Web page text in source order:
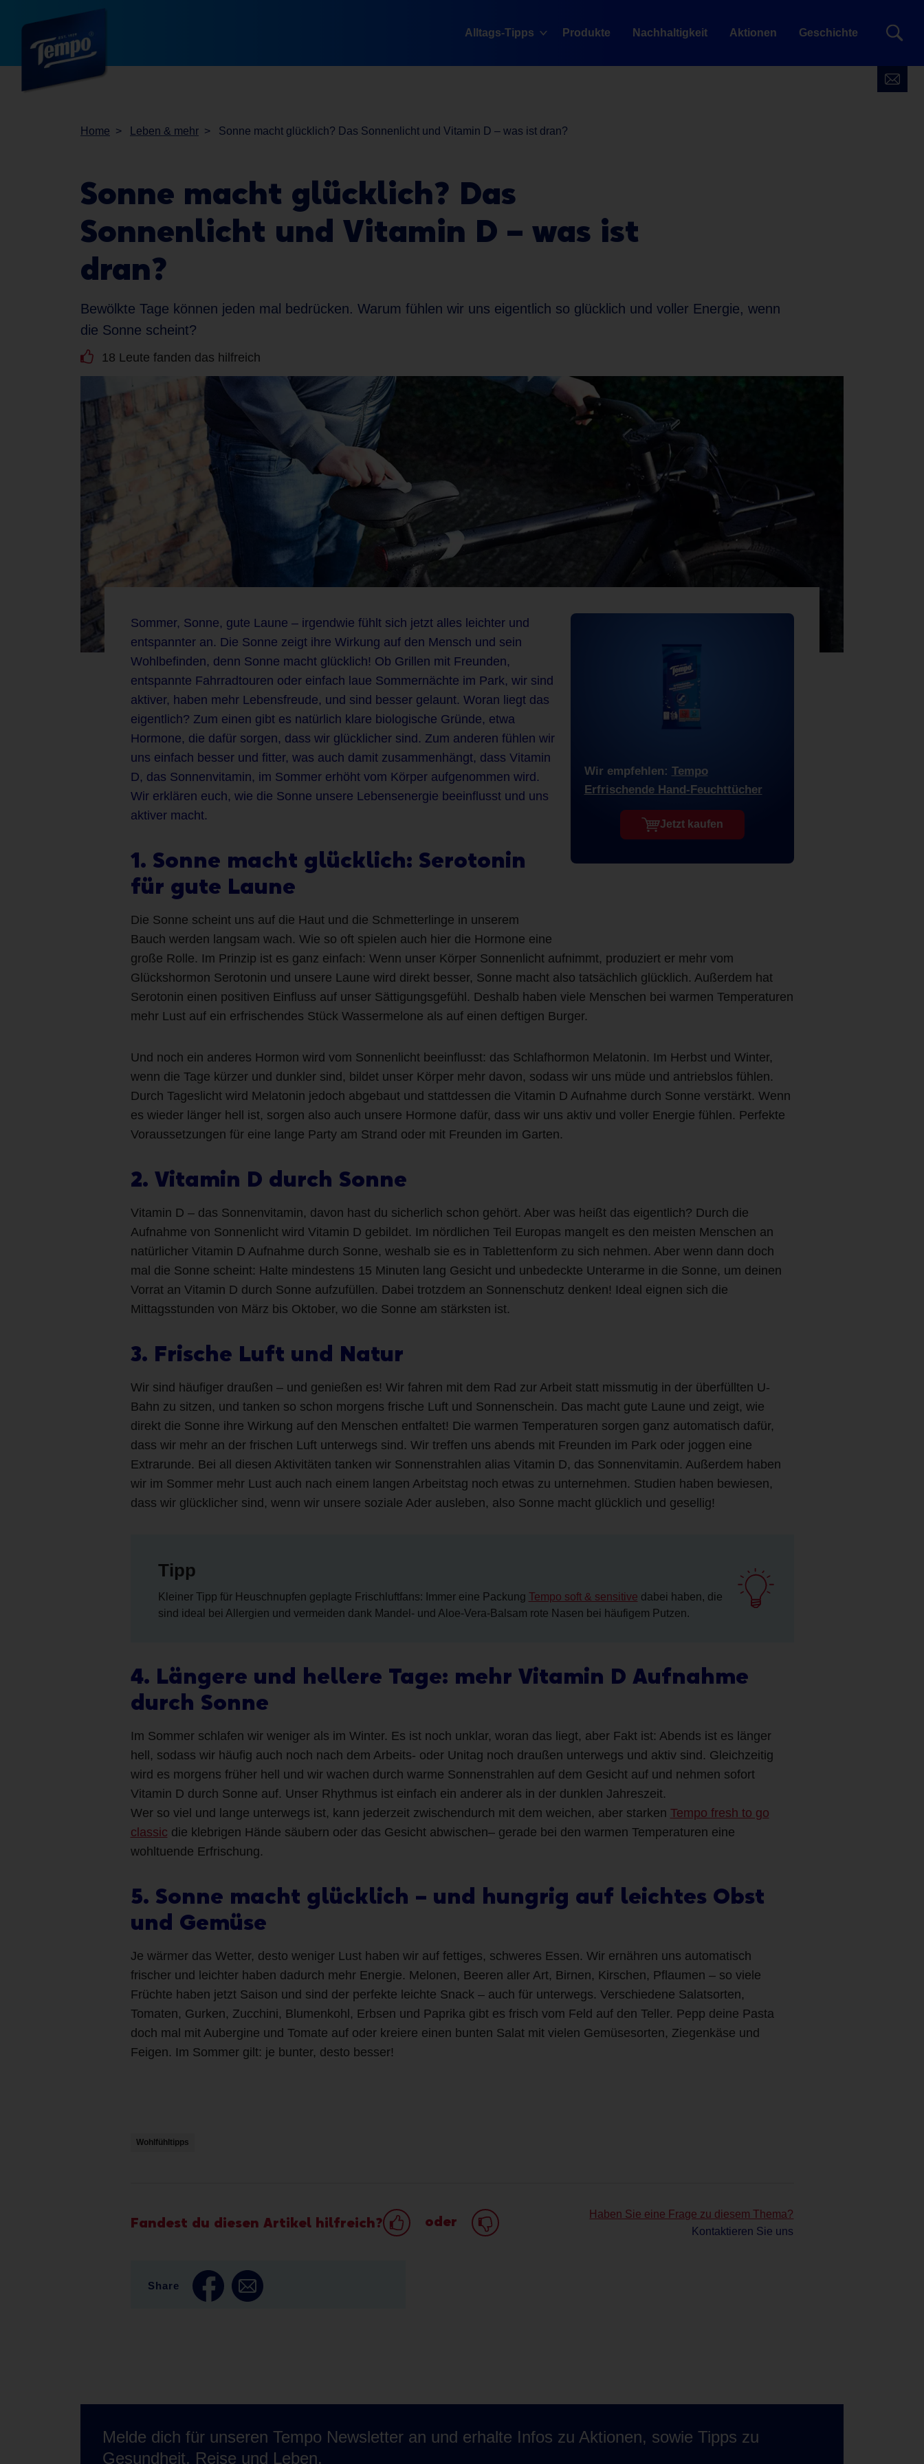
Alltags-Tipps Produkte Nachhaltigkeit Aktionen Geschichte
Home Leben & mehr Sonne macht glücklich? Das Sonnenlicht und Vitamin D – was ist dran?
Sonne macht glücklich? Das
Sonnenlicht und Vitamin D – was ist
dran?
Bewölkte Tage können jeden mal bedrücken. Warum fühlen wir uns eigentlich so glücklich und voller Energie, wenn
die Sonne scheint?
18 Leute fanden das hilfreich
Wir empfehlen: Tempo
Erfrischende Hand-Feuchttücher
Jetzt kaufen
Sommer, Sonne, gute Laune – irgendwie fühlt sich jetzt alles leichter und
entspannter an. Die Sonne zeigt ihre Wirkung auf den Mensch und sein
Wohlbefinden, denn Sonne macht glücklich! Ob Grillen mit Freunden,
entspannte Fahrradtouren oder einfach laue Sommernächte im Park, wir sind
aktiver, haben mehr Lebensfreude, und sind besser gelaunt. Woran liegt das
eigentlich? Zum einen gibt es natürlich klare biologische Gründe, etwa
Hormone, die dafür sorgen, dass wir glücklicher sind. Zum anderen fühlen wir
uns einfach besser und fitter, was auch damit zusammenhängt, dass Vitamin
D, das Sonnenvitamin, im Sommer erhöht vom Körper aufgenommen wird.
Wir erklären euch, wie die Sonne unsere Lebensenergie beeinflusst und uns
aktiver macht.
1. Sonne macht glücklich: Serotonin
für gute Laune
Die Sonne scheint uns auf die Haut und die Schmetterlinge in unserem
Bauch werden langsam wach. Wie so oft spielen auch hier die Hormone eine
große Rolle. Im Prinzip ist es ganz einfach: Wenn unser Körper Sonnenlicht aufnimmt, produziert er mehr vom
Glückshormon Serotonin und unsere Laune wird direkt besser, Sonne macht also tatsächlich glücklich. Außerdem hat
Serotonin einen positiven Einfluss auf unser Sättigungsgefühl. Deshalb haben viele Menschen bei warmen Temperaturen
mehr Lust auf ein erfrischendes Stück Wassermelone als auf einen deftigen Burger.
Und noch ein anderes Hormon wird vom Sonnenlicht beeinflusst: das Schlafhormon Melatonin. Im Herbst und Winter,
wenn die Tage kürzer und dunkler sind, bildet unser Körper mehr davon, sodass wir uns müde und antriebslos fühlen.
Durch Tageslicht wird Melatonin jedoch abgebaut und stattdessen die Vitamin D Aufnahme durch Sonne verstärkt. Wenn
es wieder länger hell ist, sorgen also auch unsere Hormone dafür, dass wir uns aktiv und voller Energie fühlen. Perfekte
Voraussetzungen für eine lange Party am Strand oder mit Freunden im Garten.
2. Vitamin D durch Sonne
Vitamin D – das Sonnenvitamin, davon hast du sicherlich schon gehört. Aber was heißt das eigentlich? Durch die
Aufnahme von Sonnenlicht wird Vitamin D gebildet. Im nördlichen Teil Europas mangelt es den meisten Menschen an
natürlicher Vitamin D Aufnahme durch Sonne, weshalb sie es in Tablettenform zu sich nehmen. Aber wenn dann doch
mal die Sonne scheint: Halte mindestens 15 Minuten lang Gesicht und unbedeckte Unterarme in die Sonne, um deinen
Vorrat an Vitamin D durch Sonne aufzufüllen. Dabei trotzdem an Sonnenschutz denken! Ideal eignen sich die
Mittagsstunden von März bis Oktober, wo die Sonne am stärksten ist.
3. Frische Luft und Natur
Wir sind häufiger draußen – und genießen es! Wir fahren mit dem Rad zur Arbeit statt missmutig in der überfüllten U-
Bahn zu sitzen, und tanken so schon morgens frische Luft und Sonnenschein. Das macht gute Laune und zeigt, wie
direkt die Sonne ihre Wirkung auf den Menschen entfaltet! Die warmen Temperaturen sorgen ganz automatisch dafür,
dass wir mehr an der frischen Luft unterwegs sind. Wir treffen uns abends mit Freunden im Park oder joggen eine
Extrarunde. Bei all diesen Aktivitäten tanken wir Sonnenstrahlen alias Vitamin D, das Sonnenvitamin. Außerdem haben
wir im Sommer mehr Lust auch nach einem langen Arbeitstag noch etwas zu unternehmen. Studien haben bewiesen,
dass wir glücklicher sind, wenn wir unsere soziale Ader ausleben, also Sonne macht glücklich und gesellig!
Tipp
Kleiner Tipp für Heuschnupfen geplagte Frischluftfans: Immer eine Packung Tempo soft & sensitive dabei haben, die
sind ideal bei Allergien und vermeiden dank Mandel- und Aloe-Vera-Balsam rote Nasen bei häufigem Putzen.
4. Längere und hellere Tage: mehr Vitamin D Aufnahme
durch Sonne
Im Sommer schlafen wir weniger als im Winter. Es ist noch unklar, woran das liegt, aber Fakt ist: Abends ist es länger
hell, sodass wir häufig auch noch nach dem Arbeits- oder Unitag noch draußen unterwegs und aktiv sind. Gleichzeitig
wird es morgens früher hell und wir wachen durch warme Sonnenstrahlen auf dem Gesicht auf und nehmen sofort
Vitamin D durch Sonne auf. Unser Rhythmus ist einfach ein anderer als in der dunklen Jahreszeit.
Wer so viel und lange unterwegs ist, kann jederzeit zwischendurch mit dem weichen, aber starken Tempo fresh to go
classic die klebrigen Hände säubern oder das Gesicht abwischen– gerade bei den warmen Temperaturen eine
wohltuende Erfrischung.
5. Sonne macht glücklich – und hungrig auf leichtes Obst
und Gemüse
Je wärmer das Wetter, desto weniger Lust haben wir auf fettiges, schweres Essen. Wir ernähren uns automatisch
frischer und leichter haben dadurch mehr Energie. Melonen, Beeren aller Art, Birnen, Kirschen, Pflaumen – so viele
Früchte haben jetzt Saison und sind der perfekte leichte Snack – auch für unterwegs. Verschiedene Salatsorten,
Tomaten, Gurken, Zucchini, Blumenkohl, Erbsen und Paprika gibt es frisch vom Feld auf den Teller. Pepp deine Pasta
doch mal mit Aubergine und Tomate auf oder kreiere einen bunten Salat mit vielen Gemüsesorten, Ziegenkäse und
Feigen. Im Sommer gilt: je bunter, desto besser!
Wohlfühltipps
Fandest du diesen Artikel hilfreich? oder
Haben Sie eine Frage zu diesem Thema?
Kontaktieren Sie uns
Share
Melde dich für unseren Tempo Newsletter an und erhalte Infos zu Aktionen, sowie Tipps zu
Gesundheit, Reise und Leben.